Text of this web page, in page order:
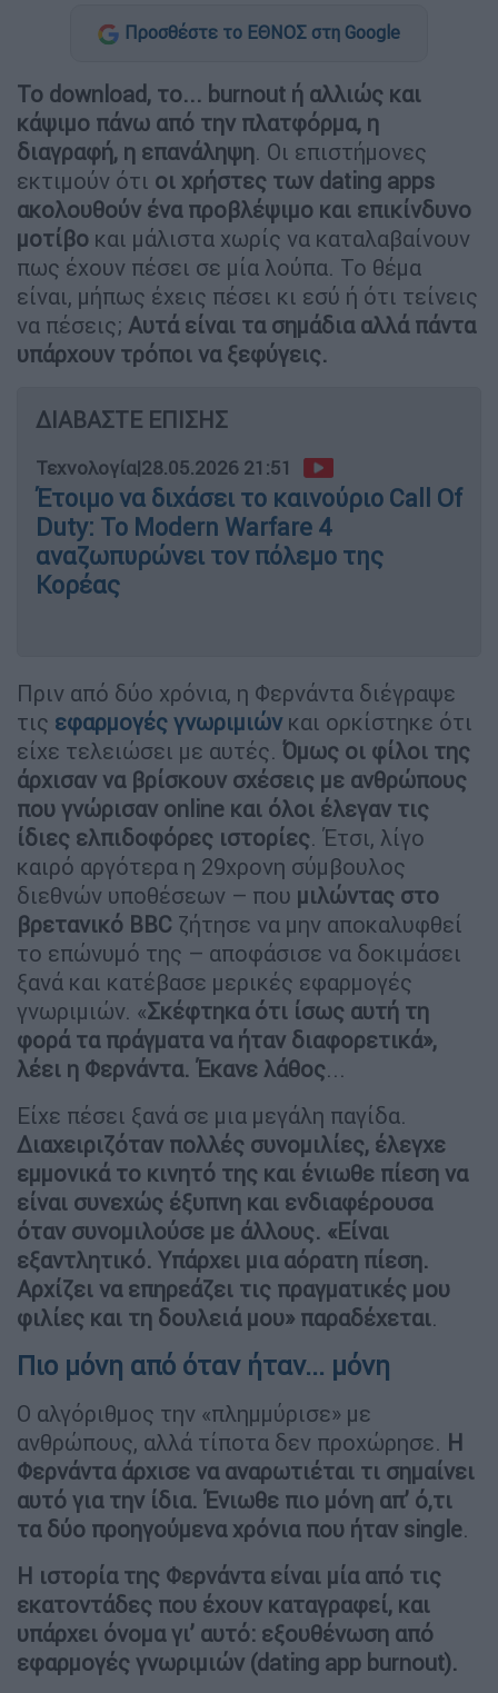
Προσθέστε το ΕΘΝΟΣ στη Google
Το download, το... burnout ή αλλιώς και
κάψιμο πάνω από την πλατφόρμα, η
διαγραφή, η επανάληψη. Οι επιστήμονες
εκτιμούν ότι οι χρήστες των dating apps
ακολουθούν ένα προβλέψιμο και επικίνδυνο
μοτίβο και μάλιστα χωρίς να καταλαβαίνουν
πως έχουν πέσει σε μία λούπα. Το θέμα
είναι, μήπως έχεις πέσει κι εσύ ή ότι τείνεις
να πέσεις; Αυτά είναι τα σημάδια αλλά πάντα
υπάρχουν τρόποι να ξεφύγεις.
ΔΙΑΒΑΣΤΕ ΕΠΙΣΗΣ
Τεχνολογία|28.05.2026 21:51
Έτοιμο να διχάσει το καινούριο Call Of
Duty: Το Modern Warfare 4
αναζωπυρώνει τον πόλεμο της
Κορέας
Πριν από δύο χρόνια, η Φερνάντα διέγραψε
τις εφαρμογές γνωριμιώνκαι ορκίστηκε ότι
είχε τελειώσει με αυτές. Όμως οι φίλοι της
άρχισαν να βρίσκουν σχέσεις με ανθρώπους
που γνώρισαν online και όλοι έλεγαν τις
ίδιες ελπιδοφόρες ιστορίες. Έτσι, λίγο
καιρό αργότερα η 29χρονη σύμβουλος
διεθνών υποθέσεων – που μιλώντας στο
βρετανικό BBC ζήτησε να μην αποκαλυφθεί
το επώνυμό της – αποφάσισε να δοκιμάσει
ξανά και κατέβασε μερικές εφαρμογές
γνωριμιών. «Σκέφτηκα ότι ίσως αυτή τη
φορά τα πράγματα να ήταν διαφορετικά»,
λέει η Φερνάντα. Έκανε λάθος...
Είχε πέσει ξανά σε μια μεγάλη παγίδα.
Διαχειριζόταν πολλές συνομιλίες, έλεγχε
εμμονικά το κινητό της και ένιωθε πίεση να
είναι συνεχώς έξυπνη και ενδιαφέρουσα
όταν συνομιλούσε με άλλους. «Είναι
εξαντλητικό. Υπάρχει μια αόρατη πίεση.
Αρχίζει να επηρεάζει τις πραγματικές μου
φιλίες και τη δουλειά μου» παραδέχεται.
Πιο μόνη από όταν ήταν... μόνη
Ο αλγόριθμος την «πλημμύρισε» με
ανθρώπους, αλλά τίποτα δεν προχώρησε. Η
Φερνάντα άρχισε να αναρωτιέται τι σημαίνει
αυτό για την ίδια. Ένιωθε πιο μόνη απ’ ό,τι
τα δύο προηγούμενα χρόνια που ήταν single.
Η ιστορία της Φερνάντα είναι μία από τις
εκατοντάδες που έχουν καταγραφεί, και
υπάρχει όνομα γι’ αυτό: εξουθένωση από
εφαρμογές γνωριμιών (dating app burnout).